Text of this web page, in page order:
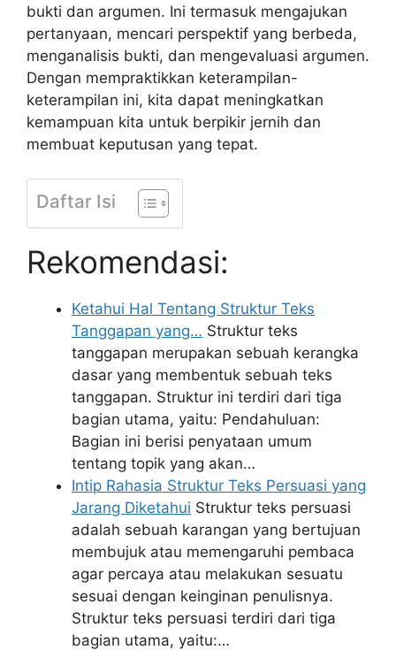
bukti dan argumen. Ini termasuk mengajukan
pertanyaan, mencari perspektif yang berbeda,
menganalisis bukti, dan mengevaluasi argumen.
Dengan mempraktikkan keterampilan-
keterampilan ini, kita dapat meningkatkan
kemampuan kita untuk berpikir jernih dan
membuat keputusan yang tepat.
Daftar Isi
Rekomendasi:
Ketahui Hal Tentang Struktur Teks
Tanggapan yang… Struktur teks
tanggapan merupakan sebuah kerangka
dasar yang membentuk sebuah teks
tanggapan. Struktur ini terdiri dari tiga
bagian utama, yaitu: Pendahuluan:
Bagian ini berisi penyataan umum
tentang topik yang akan…
Intip Rahasia Struktur Teks Persuasi yang
Jarang Diketahui Struktur teks persuasi
adalah sebuah karangan yang bertujuan
membujuk atau memengaruhi pembaca
agar percaya atau melakukan sesuatu
sesuai dengan keinginan penulisnya.
Struktur teks persuasi terdiri dari tiga
bagian utama, yaitu:…